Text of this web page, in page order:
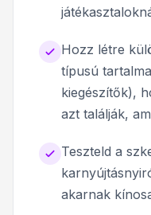
Hozz létre
típusú
kiegészítők),
azt találják,
Teszteld a
akarnak